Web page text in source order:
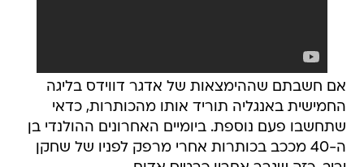
אם חשבתם שההימצאות של אדגר דווידס בליגה
החמישית באנגליה תוריד אותו מהכותרות, כדאי
שתחשבו פעם נוספת. ביומיים האחרונים ההולנדי בן
ה-40 מככב בכותרות אחרי מרפק לפניו של שחקן